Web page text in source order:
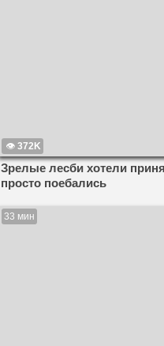
372K
Зрелые лесби хотели
просто поебались
33 мин